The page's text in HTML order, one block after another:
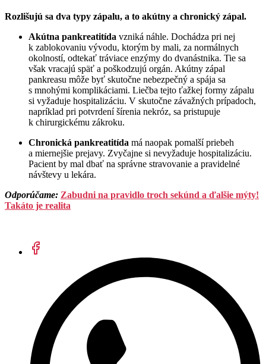
Rozlišujú sa dva typy zápalu, a to akútny a chronický zápal.
Akútna pankreatitída vzniká náhle. Dochádza pri nej
k zablokovaniu vývodu, ktorým by mali, za normálnych
okolností, odtekať tráviace enzýmy do dvanástnika. Tie sa
však vracajú späť a poškodzujú orgán. Akútny zápal
pankreasu môže byť skutočne nebezpečný a spája sa
s mnohými komplikáciami. Liečba tejto ťažkej formy zápalu
si vyžaduje hospitalizáciu. V skutočne závažných prípadoch,
napríklad pri potvrdení šírenia nekróz, sa pristupuje
k chirurgickému zákroku.
Chronická pankreatitída má naopak pomalší priebeh
a miernejšie prejavy. Zvyčajne si nevyžaduje hospitalizáciu.
Pacient by mal dbať na správne stravovanie a pravidelné
návštevy u lekára.
Odporúčame: Zabudni na pravidlo troch sekúnd a ďalšie mýty!
Takáto je realita